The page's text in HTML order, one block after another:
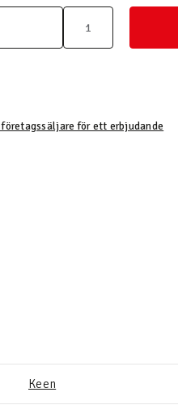
för ett erbjudande
Keen